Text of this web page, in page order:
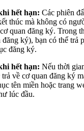
hết hạn: Các phiên
thúc mà không có
quan đăng ký. Trong
ký), bạn có thể trả
đăng ký.
hết hạn: Nếu thời
về cơ quan đăng ký
tên miền hoặc trang
lúc đầu.